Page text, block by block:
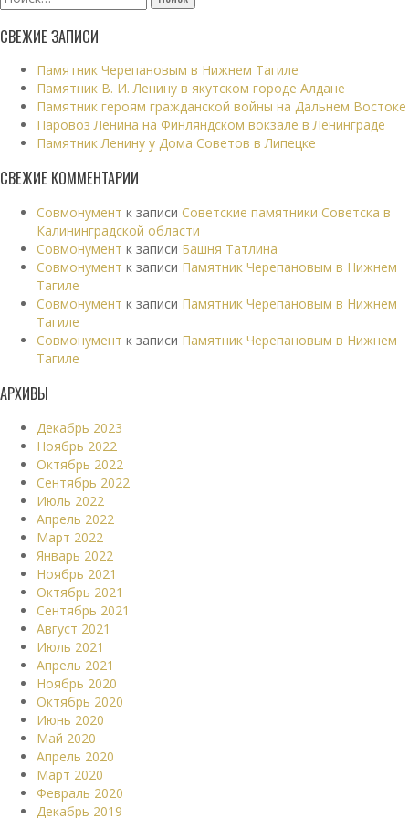
СВЕЖИЕ ЗАПИСИ
Памятник Черепановым в Нижнем Тагиле
Памятник В. И. Ленину в якутском городе Алдане
Памятник героям гражданской войны на Дальнем Востоке
Паровоз Ленина на Финляндском вокзале в Ленинграде
Памятник Ленину у Дома Советов в Липецке
СВЕЖИЕ КОММЕНТАРИИ
Совмонумент к записи Советские памятники Советска в
Калининградской области
Совмонумент к записи Башня Татлина
Совмонумент к записи Памятник Черепановым в Нижнем
Тагиле
Совмонумент к записи Памятник Черепановым в Нижнем
Тагиле
Совмонумент к записи Памятник Черепановым в Нижнем
Тагиле
АРХИВЫ
Декабрь 2023
Ноябрь 2022
Октябрь 2022
Сентябрь 2022
Июль 2022
Апрель 2022
Март 2022
Январь 2022
Ноябрь 2021
Октябрь 2021
Сентябрь 2021
Август 2021
Июль 2021
Апрель 2021
Ноябрь 2020
Октябрь 2020
Июнь 2020
Май 2020
Апрель 2020
Март 2020
Февраль 2020
Декабрь 2019